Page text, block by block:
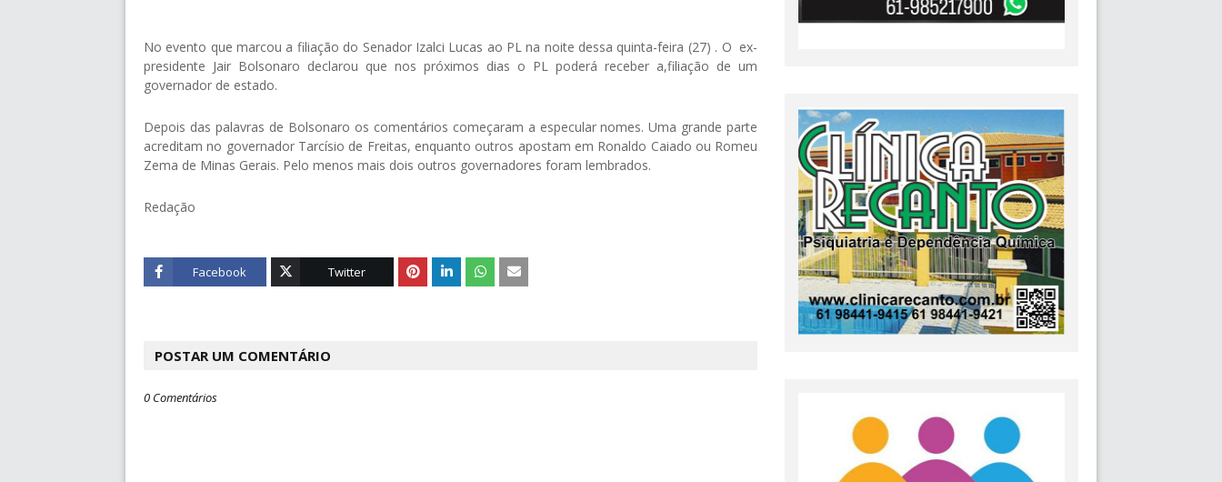
No evento que marcou a filiação do Senador Izalci Lucas ao PL na noite dessa quinta-feira (27) . O ex-
presidente Jair Bolsonaro declarou que nos próximos dias o PL poderá receber a,filiação de um
governador de estado.
Depois das palavras de Bolsonaro os comentários começaram a especular nomes. Uma grande parte
acreditam no governador Tarcísio de Freitas, enquanto outros apostam em Ronaldo Caiado ou Romeu
Zema de Minas Gerais. Pelo menos mais dois outros governadores foram lembrados.
Redação
Facebook Twitter
POSTAR UM COMENTÁRIO
0 Comentários